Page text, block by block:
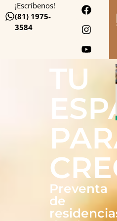
¡Escríbenos!
(81) 1975-
3584
TU
Preventa
de